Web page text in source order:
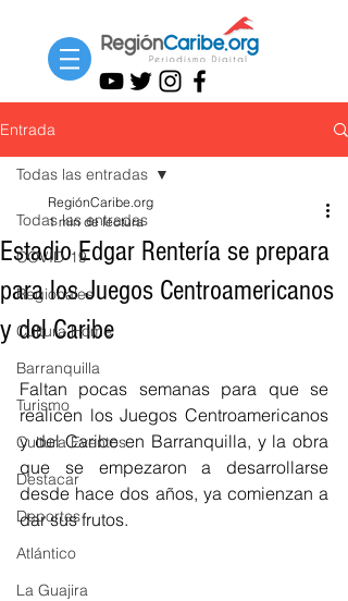
Entrada
Todas las entradas
COVID-19
Regionales
Cultura Home
Barranquilla
Turismo
Cultura Eventos
Destacar
Deportes
Atlántico
La Guajira
Todas las entradas
Estadio Edgar Rentería se prepara
para los Juegos Centroamericanos
y del Caribe
RegiónCaribe.org
1 min de lectura
Faltan pocas semanas para que se
realicen los Juegos Centroamericanos
y del Caribe en Barranquilla, y la obra
que se empezaron a desarrollarse
desde hace dos años, ya comienzan a
dar sus frutos.